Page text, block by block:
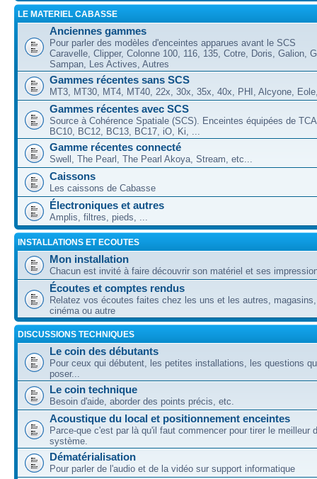
LE MATERIEL CABASSE
Anciennes gammes
Pour parler des modèles d'enceintes apparues avant le SCS
Caravelle, Clipper, Colonne 100, 116, 135, Cotre, Doris, Galion,
Sampan, Les Actives, Autres
Gammes récentes sans SCS
MT3, MT30, MT4, MT40, 22x, 30x, 35x, 40x, PHI, Alcyone,
Gammes récentes avec SCS
Source à Cohérence Spatiale (SCS). Enceintes équipées de
BC10, BC12, BC13, BC17, iO, Ki, ...
Gamme récentes connecté
Swell, The Pearl, The Pearl Akoya, Stream, etc...
Caissons
Les caissons de Cabasse
Électroniques et autres
Amplis, filtres, pieds, ...
INSTALLATIONS ET ECOUTES
Mon installation
Chacun est invité à faire découvrir son matériel et ses
Écoutes et comptes rendus
Relatez vos écoutes faites chez les uns et les autres,
cinéma ou autre
DISCUSSIONS TECHNIQUES
Le coin des débutants
Pour ceux qui débutent, les petites installations, les questions
poser...
Le coin technique
Besoin d'aide, aborder des points précis, etc.
Acoustique du local et positionnement enceintes
Parce-que c'est par là qu'il faut commencer pour tirer le meilleur
système.
Dématérialisation
Pour parler de l'audio et de la vidéo sur support informatique